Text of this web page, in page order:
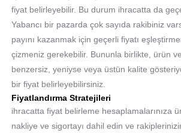
fiyat belirleyebilir. Bu durum ihracatta da
Yabancı bir pazarda çok sayıda rakibiniz
payını kazanmak için geçerli fiyatı
çizmeniz gerekebilir. Bununla birlikte, ürün
benzersiz, yeniyse veya üstün kalite
bir fiyat belirleyebilirsiniz.
Fiyatlandırma Stratejileri
ihracatta fiyat belirleme hesaplamalarınıza
nakliye ve sigortayı dahil edin ve